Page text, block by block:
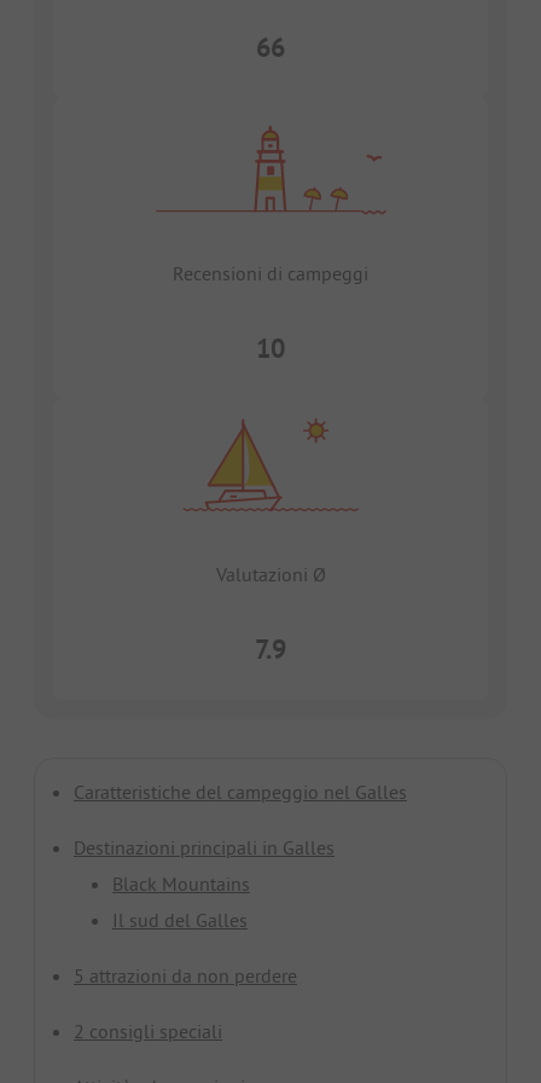
66
Recensioni di campeggi
10
Valutazioni Ø
7.9
Caratteristiche del campeggio nel Galles
Destinazioni principali in Galles
Black Mountains
Il sud del Galles
5 attrazioni da non perdere
2 consigli speciali